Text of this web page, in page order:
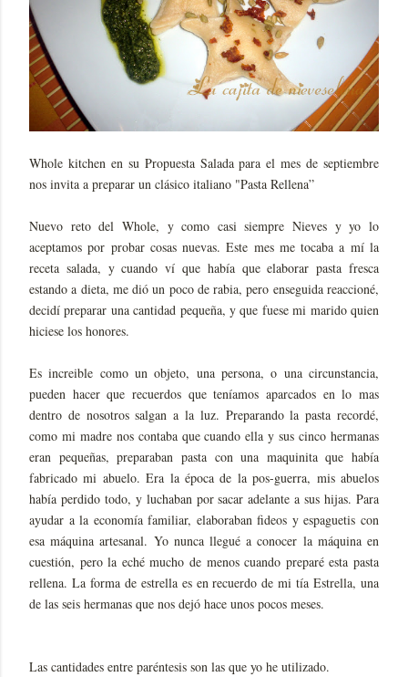
Whole kitchen en su Propuesta Salada para el mes de septiembre
nos invita a preparar un clásico italiano "Pasta Rellena”
Nuevo reto del Whole, y como casi siempre Nieves y yo lo
aceptamos por probar cosas nuevas. Este mes me tocaba a mí la
receta salada, y cuando ví que había que elaborar pasta fresca
estando a dieta, me dió un poco de rabia, pero enseguida reaccioné,
decidí preparar una cantidad pequeña, y que fuese mi marido quien
hiciese los honores.
Es increible como un objeto, una persona, o una circunstancia,
pueden hacer que recuerdos que teníamos aparcados en lo mas
dentro de nosotros salgan a la luz. Preparando la pasta recordé,
como mi madre nos contaba que cuando ella y sus cinco hermanas
eran pequeñas, preparaban pasta con una maquinita que había
fabricado mi abuelo. Era la época de la pos-guerra, mis abuelos
había perdido todo, y luchaban por sacar adelante a sus hijas. Para
ayudar a la economía familiar, elaboraban fideos y espaguetis con
esa máquina artesanal. Yo nunca llegué a conocer la máquina en
cuestión, pero la eché mucho de menos cuando preparé esta pasta
rellena. La forma de estrella es en recuerdo de mi tía Estrella, una
de las seis hermanas que nos dejó hace unos pocos meses.
Las cantidades entre paréntesis son las que yo he utilizado.